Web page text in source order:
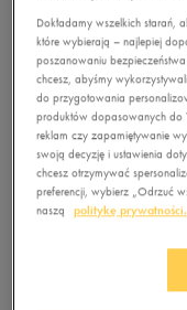
FEEWEAR
Dokładamy wszelkich starań,
które wybierają – najlepiej
poszanowaniu
chcesz, abyśmy
do przygotowania
produktów dopasowanych do
reklam czy zapamiętywanie
swoją decyzję i ustawienia
chcesz otrzymywać
preferencji, wybierz „Odrzuć
naszą
politykę prywatności.